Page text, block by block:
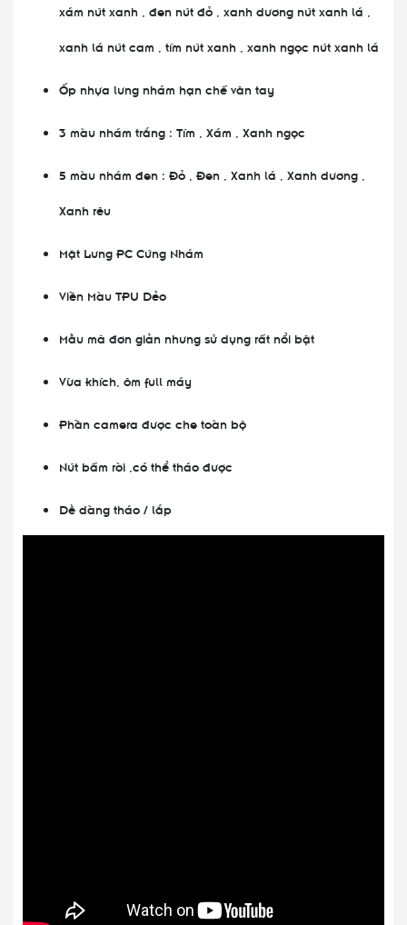
xám nút xanh , đen nút đỏ , xanh dương nút xanh lá ,
xanh lá nút cam , tím nút xanh , xanh ngọc nút xanh lá
Ốp nhựa lưng nhám hạn chế vân tay
3 màu nhám trắng : Tím , Xám , Xanh ngọc
5 màu nhám đen : Đỏ , Đen , Xanh lá , Xanh dương ,
Xanh rêu
Mặt Lưng PC Cứng Nhám
Viền Màu TPU Dẻo
Mẫu mã đơn giản nhưng sử dụng rất nổi bật
Vừa khích, ôm full máy
Phần camera được che toàn bộ
Nút bấm rời ,có thể tháo được
Dễ dàng tháo / lắp